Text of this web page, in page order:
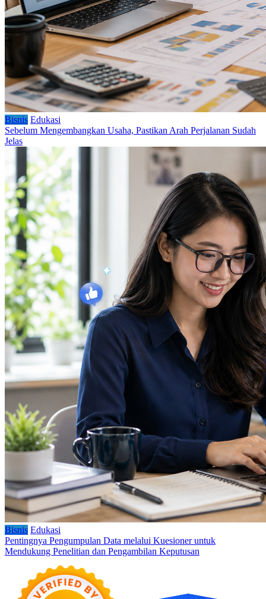
Bisnis Edukasi
Sebelum Mengembangkan Usaha, Pastikan Arah Perjalanan Sudah
Jelas
Bisnis Edukasi
Pentingnya Pengumpulan Data melalui Kuesioner untuk
Mendukung Penelitian dan Pengambilan Keputusan